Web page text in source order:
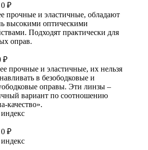
0 ₽
прочные и эластичные, обладают
высокими оптическими
Подходят практически для
оправ.
₽
прочные и эластичные, их нельзя
в безободковые и
оправы. Эти линзы –
вариант по соотношению
качество».
0 ₽